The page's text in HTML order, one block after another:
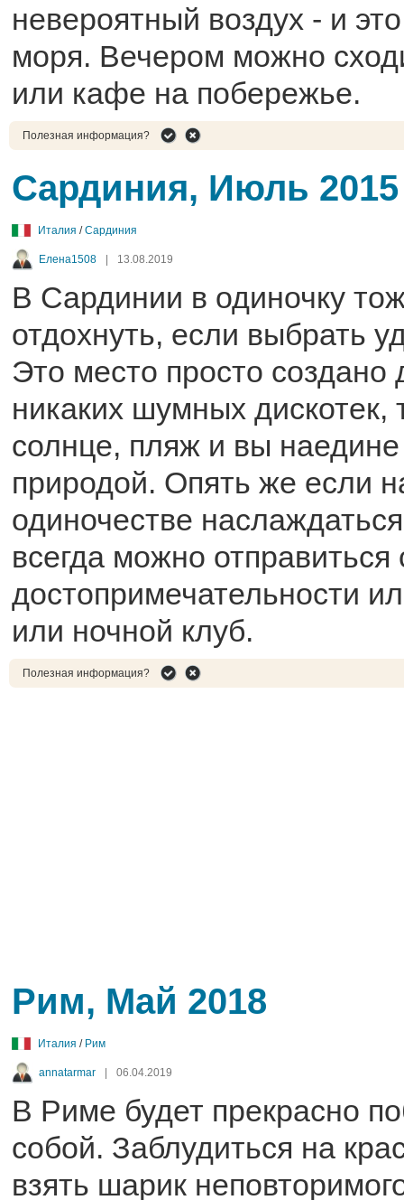
невероятный воздух - и
моря. Вечером можно
или кафе на побережье.
Полезная информация?
Сардиния, Июль 2015
Италия /Сардиния
Елена1508 13.08.2019
В Сардинии в одиночку
отдохнуть, если выбрать
Это место просто создано
никаких шумных дискотек,
солнце, пляж и вы
природой. Опять же если
одиночестве
всегда можно отправиться
достопримечательности
или ночной клуб.
Полезная информация?
Рим, Май 2018
Италия / Рим
annatarmar 06.04.2019
В Риме будет прекрасно
собой. Заблудиться на
взять шарик